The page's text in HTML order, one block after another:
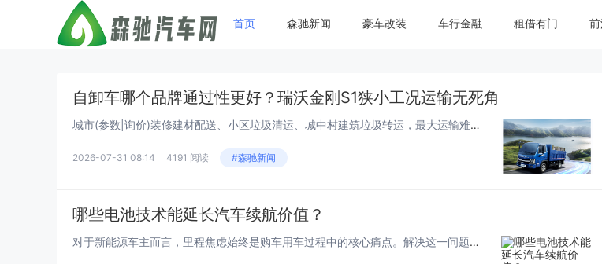
首页 森驰新闻 豪车改装 车行金融 租借有门
自卸车哪个品牌通过性更好？瑞沃金刚S1狭小工况运输无死角
城市(参数|询价)装修建材配送、小区垃圾清运、城中村建筑垃圾转运，最大运输难题莫过于窄巷、地下车库、低矮限高路段通行受阻，不少自卸车因车身尺寸受限错失大量订单。瑞沃金刚(参数|询价)S1 作为合规后单胎蓝牌自卸，核心优势聚焦极致通过性能，依...
2026-07-31 08:14 4191 阅读 #森驰新闻
哪些电池技术能延长汽车续航价值？
对于新能源车主而言，里程焦虑始终是购车用车过程中的核心痛点。解决这一问题的关键，不仅在于增加电池包的大小，更在于底层电芯技术的革新。当前市场上，提升续航里程的有效手段主要集中在提高能量密度与优化能耗管理两个维度，这直接决定了车辆的长期使用价...